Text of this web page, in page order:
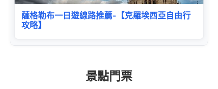
薩格勒布一日遊線路推薦-【克羅埃西亞自由行
攻略】
景點門票